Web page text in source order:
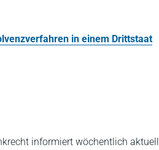
in einem Drittstaat
informiert wöchentlich aktuell